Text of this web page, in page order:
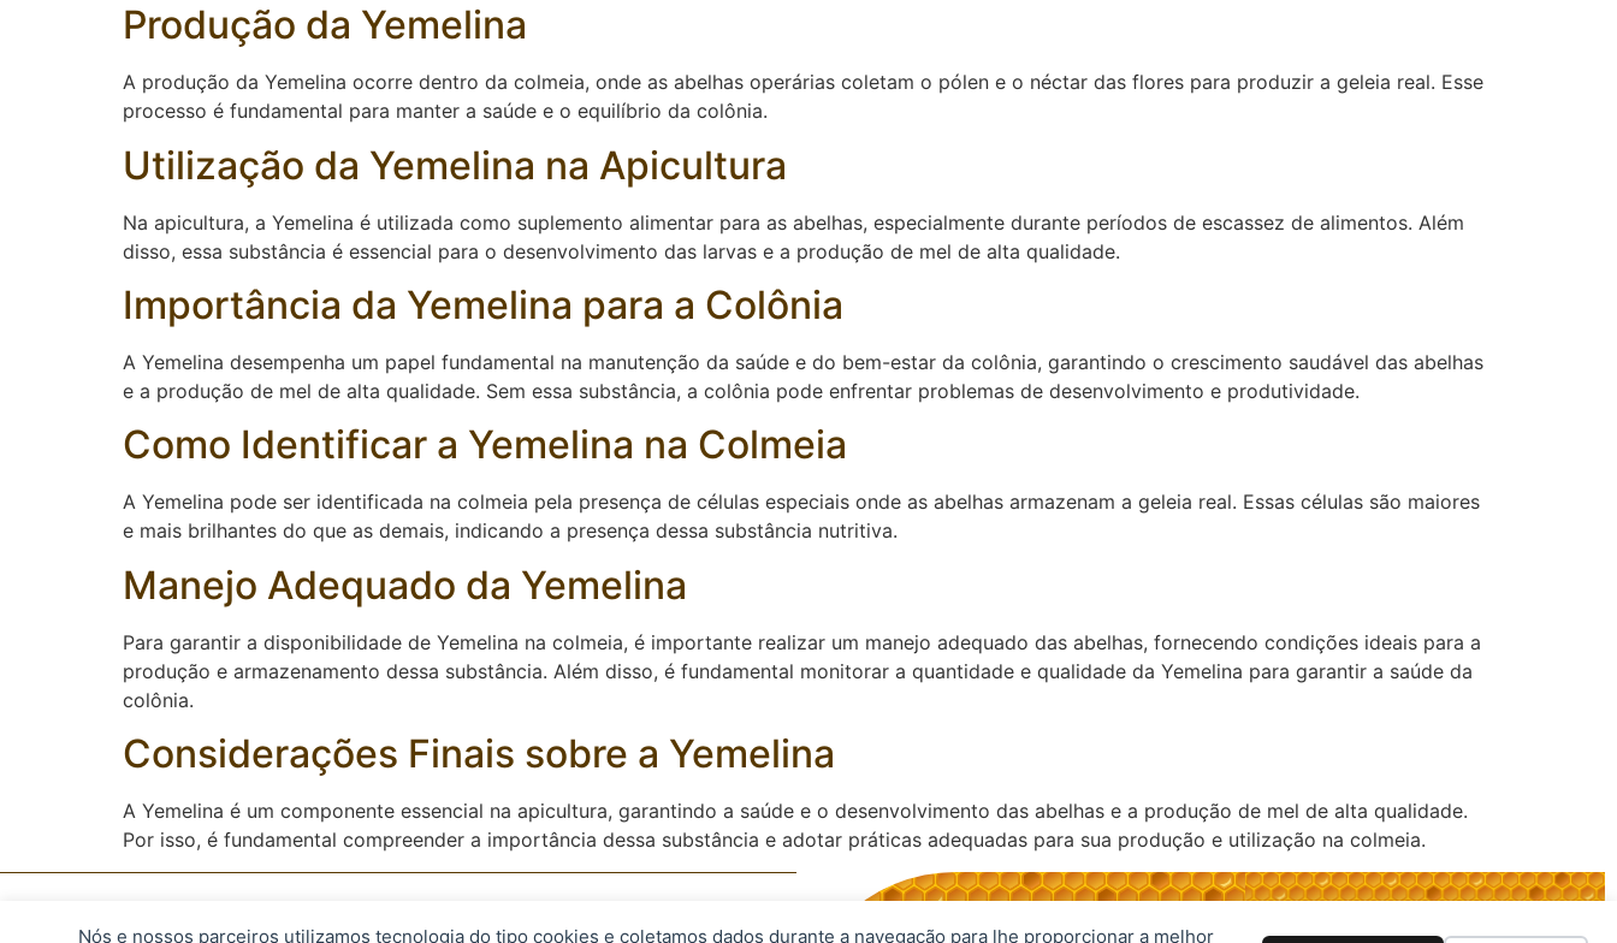
Nós e nossos parceiros utilizamos tecnologia do tipo cookies e coletamos dados durante a navegação para lhe proporcionar a melhor
Produção da Yemelina
A produção da Yemelina ocorre dentro da colmeia, onde as abelhas operárias coletam o pólen e o néctar das flores para produzir a geleia real. Esse
processo é fundamental para manter a saúde e o equilíbrio da colônia.
Utilização da Yemelina na Apicultura
Na apicultura, a Yemelina é utilizada como suplemento alimentar para as abelhas, especialmente durante períodos de escassez de alimentos. Além
disso, essa substância é essencial para o desenvolvimento das larvas e a produção de mel de alta qualidade.
Importância da Yemelina para a Colônia
A Yemelina desempenha um papel fundamental na manutenção da saúde e do bem-estar da colônia, garantindo o crescimento saudável das abelhas
e a produção de mel de alta qualidade. Sem essa substância, a colônia pode enfrentar problemas de desenvolvimento e produtividade.
Como Identificar a Yemelina na Colmeia
A Yemelina pode ser identificada na colmeia pela presença de células especiais onde as abelhas armazenam a geleia real. Essas células são maiores
e mais brilhantes do que as demais, indicando a presença dessa substância nutritiva.
Manejo Adequado da Yemelina
Para garantir a disponibilidade de Yemelina na colmeia, é importante realizar um manejo adequado das abelhas, fornecendo condições ideais para a
produção e armazenamento dessa substância. Além disso, é fundamental monitorar a quantidade e qualidade da Yemelina para garantir a saúde da
colônia.
Considerações Finais sobre a Yemelina
A Yemelina é um componente essencial na apicultura, garantindo a saúde e o desenvolvimento das abelhas e a produção de mel de alta qualidade.
Por isso, é fundamental compreender a importância dessa substância e adotar práticas adequadas para sua produção e utilização na colmeia.